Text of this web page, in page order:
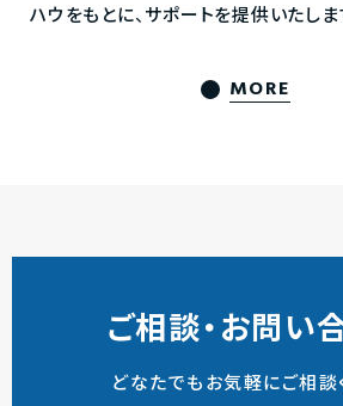
ハウをもとに、サポートを提供いたしま
MORE
ご相談・お問い
どなたでもお気軽にご相談